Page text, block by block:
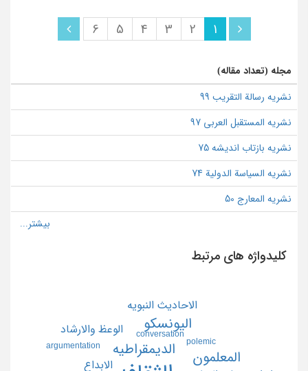
1
2
3
4
5
6
مجله (تعداد مقاله)
نشریه رسالة التقریب 99
نشریه المستقبل العربی 97
نشریه بازتاب اندیشه 75
نشریه السیاسة الدولیة 74
نشریه المعارج 50
کلیدواژه های مرتبط
الديمقراطيه
المعلمون
اليونسكو
الابداع
الاحاديث النبويه
الوعظ والارشاد
argumentation
conversation
polemic